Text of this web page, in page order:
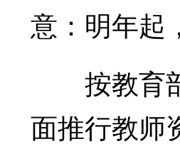
意：明年起
按教育部
面推行教师